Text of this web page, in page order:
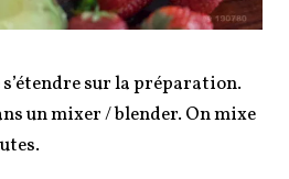
s’étendre sur la préparation.
un mixer / blender. On mixe